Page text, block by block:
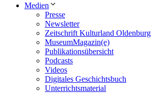
Medien
Presse
Newsletter
Zeitschrift Kulturland Oldenburg
MuseumMagazin(e)
Publikationsübersicht
Podcasts
Videos
Digitales Geschichtsbuch
Unterrichtsmaterial